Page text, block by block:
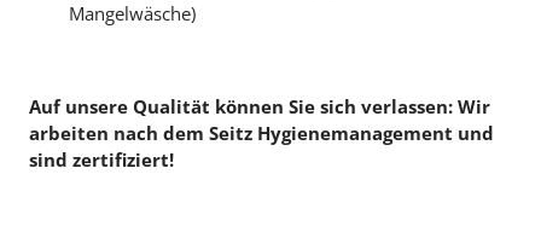
Mangelwäsche)
Auf unsere Qualität können Sie sich verlassen: Wir
arbeiten nach dem Seitz Hygienemanagement und
sind zertifiziert!